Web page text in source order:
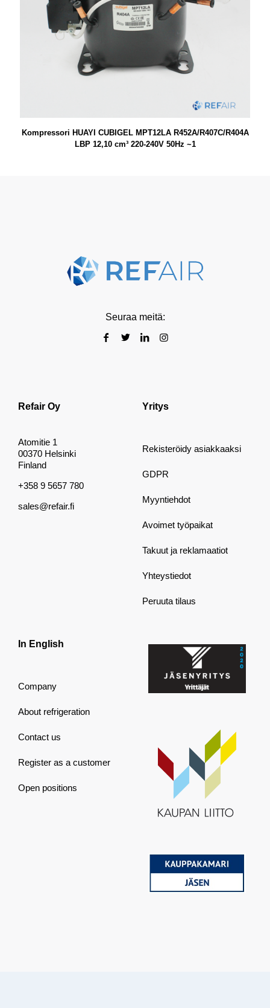
Kompressori HUAYI CUBIGEL MPT12LA R452A/R407C/R404A
LBP 12,10 cm³ 220-240V 50Hz ~1
Seuraa meitä:
Refair Oy
Atomitie 1
00370 Helsinki
Finland
+358 9 5657 780
sales@refair.fi
Yritys
Rekisteröidy asiakkaaksi
GDPR
Myyntiehdot
Avoimet työpaikat
Takuut ja reklamaatiot
Yhteystiedot
Peruuta tilaus
In English
Company
About refrigeration
Contact us
Register as a customer
Open positions